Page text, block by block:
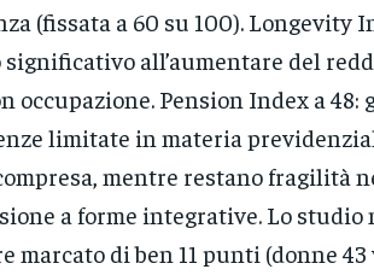
(fissata a 60 su 100). Longevity
significativo all’aumentare del
occupazione. Pension Index a
limitate in materia
mentre restano fragilità
a forme integrative. Lo
marcato di ben 11 punti (donne 43